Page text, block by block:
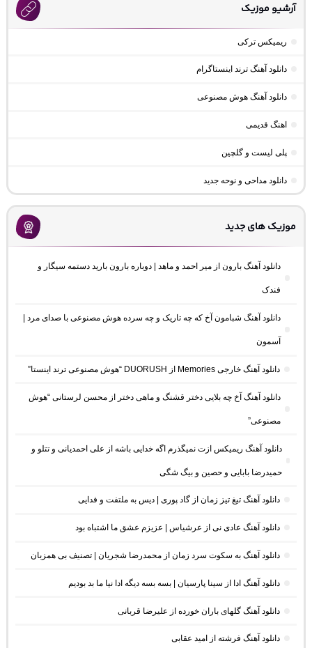
آرشیو موزیک
ریمیکس ترکی
دانلود آهنگ ترند اینستاگرام
دانلود آهنگ هوش مصنوعی
اهنگ قدیمی
پلی لیست و گلچین
دانلود مداحی و نوحه جدید
موزیک های جدید
دانلود آهنگ بارون از میر احمد و ماهد | دوباره بارون بارید دستمه سیگار و
فندک
دانلود آهنگ شبامون آخ که چه تاریک و چه سرده هوش مصنوعی با صدای مرد |
آسمون
دانلود آهنگ خارجی Memories از DUORUSH “هوش مصنوعی ترند اینستا”
دانلود آهنگ آخ چه بلایی دختر قشنگ و ماهی دختر از محسن لرستانی “هوش
مصنوعی”
دانلود آهنگ ریمیکس ازت نمیگذرم اگه خدایی باشه از علی احمدیانی و تتلو و
حمیدرضا بابایی و حصین و بیگ شگی
دانلود آهنگ تیغ تیز زمان از گاد پوری | دیس به ملتفت و فدایی
دانلود آهنگ عادی نی از عرشیاس | عزیزم عشق ما اشتباه بود
دانلود آهنگ به سکوت سرد زمان از محمدرضا شجریان | تصنیف بی همزبان
دانلود آهنگ ادا از سینا پارسیان | بسه بسه دیگه ادا نیا ما بد بودیم
دانلود آهنگ گلهای باران خورده از علیرضا قربانی
دانلود آهنگ فرشته از امید عقابی